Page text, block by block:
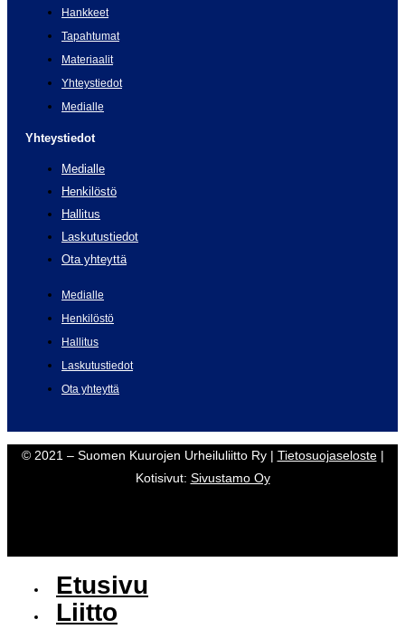
Hankkeet
Tapahtumat
Materiaalit
Yhteystiedot
Medialle
Yhteystiedot
Medialle
Henkilöstö
Hallitus
Laskutustiedot
Ota yhteyttä
Medialle
Henkilöstö
Hallitus
Laskutustiedot
Ota yhteyttä
© 2021 – Suomen Kuurojen Urheiluliitto Ry | Tietosuojaseloste|
Kotisivut: Sivustamo Oy
Etusivu
Liitto